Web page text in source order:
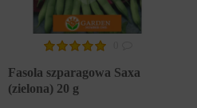
Fasola szparagowa Saxa
(zielona) 20 g